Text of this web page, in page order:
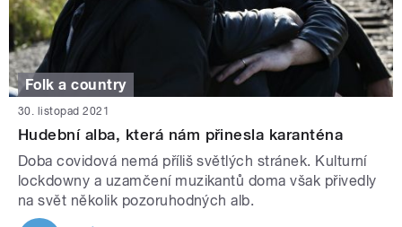
Folk a country
30. listopad 2021
Hudební alba, která nám přinesla karanténa
Doba covidová nemá příliš světlých stránek. Kulturní
lockdowny a uzamčení muzikantů doma však přivedly
na svět několik pozoruhodných alb.